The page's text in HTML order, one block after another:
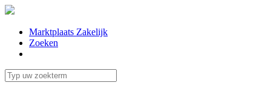
Marktplaats Zakelijk
Zoeken